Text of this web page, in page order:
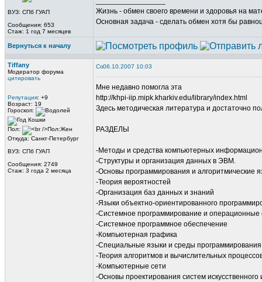
ВУЗ: СПб ГУАП
Сообщения: 653
Стаж: 1 год 7 месяцев
Жизнь - обмен своего времени и здоровья на
Основная задача - сделать обмен хотя бы
Вернуться к началу
Tiffany
Модератор форума
цитировать
Репутация: +9
Возраст: 19
Гороскоп:
Пол:
Откуда: Санкт-Петербург
ВУЗ: СПб ГУАП
Сообщения: 2749
Стаж: 3 года 2 месяца
06.10.2007 10:03
Мне недавно помогла эта
http://khpi-iip.mipk.kharkiv.edu/library/index.html
Здесь методическая литература и достаточно
РАЗДЕЛЫ
-Методы и средства компьютерных
-Структуры и организация данных в ЭВМ.
-Основы программирования и алгоритмические
-Теория вероятностей
-Организация баз данных и знаний
-Языки объектно-ориентированного
-Системное программирование и операционные
-Системное программное обеспечение
-Компьютерная графика
-Специальные языки и среды программирования
-Теория алгоритмов и вычислительных
-Компьютерные сети
-Основы проектирования систем искусственного